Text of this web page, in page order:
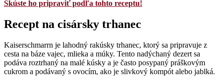
Skúste ho pripraviť podľa tohto receptu!
Recept na cisársky trhanec
Kaiserschmarrn je lahodný rakúsky trhanec, ktorý sa pripravuje z
cesta na báze vajec, mlieka a múky. Tento nadýchaný dezert sa
podáva roztrhaný na malé kúsky a je často posypaný práškovým
cukrom a podávaný s ovocím, ako je slivkový kompót alebo jablká.